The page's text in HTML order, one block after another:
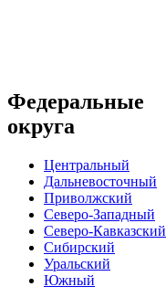
Федеральные
округа
Центральный
Дальневосточный
Приволжский
Северо-Западный
Северо-Кавказский
Сибирский
Уральский
Южный